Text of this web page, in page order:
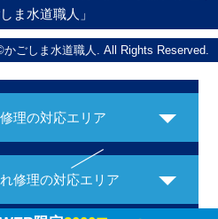
ま水道職人」
ごしま水道職人. All Rights Reserved.
理の対応エリア
修理の対応エリア